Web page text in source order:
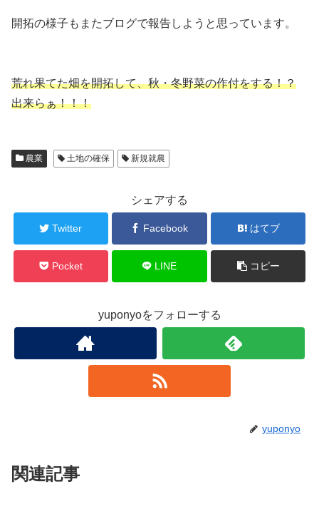
開拓の様子もまたブログで報告しようと思っています。
荒れ果てた畑を開拓して、秋・冬野菜の作付をする！？
出来らぁ！！！
農業 土地の確保 新規就農
シェアする
Twitter Facebook はてブ
Pocket LINE コピー
yuponyoをフォローする
yuponyo
関連記事